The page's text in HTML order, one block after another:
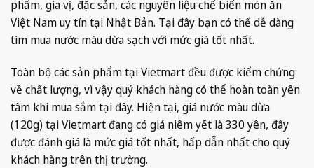
phẩm, gia vị, đặc sản, các nguyên liệu chế biến món ăn
Việt Nam uy tín tại Nhật Bản. Tại đây bạn có thể dễ dàng
tìm mua nước màu dừa sạch với mức giá tốt nhất.
Toàn bộ các sản phẩm tại Vietmart đều được kiểm chứng
về chất lượng, vì vậy quý khách hàng có thể hoàn toàn yên
tâm khi mua sắm tại đây. Hiện tại, giá nước màu dừa
(120g) tại Vietmart đang có giá niêm yết là 330 yên, đây
được đánh giá là mức giá tốt nhất, hấp dẫn nhất cho quý
khách hàng trên thị trường.